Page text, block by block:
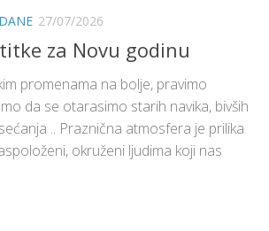
27/07/2026
za Novu godinu
promenama na bolje, pravimo
da se otarasimo starih navika, bivših
.. Praznična atmosfera je prilika
okruženi ljudima koji nas